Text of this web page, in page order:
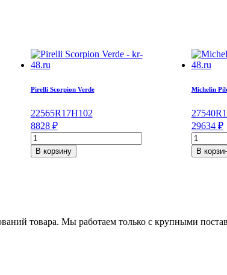
Pirelli Scorpion Verde
22565R17H102
8828 ₽
Количество
товара
Pirelli
В корзину
Michelin
27540
29634 ₽
товара
Michelin
Y
В
товара. Мы работаем только с крупными